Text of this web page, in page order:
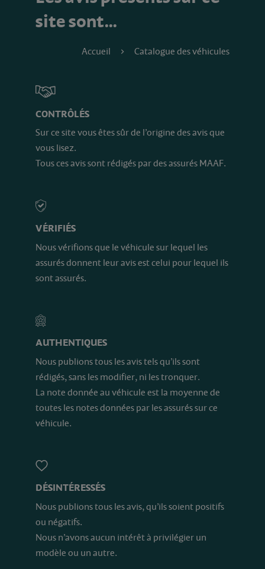
site sont…
Accueil Catalogue des véhicules
CONTRÔLÉS
Sur ce site vous êtes sûr de l’origine des avis que
vous lisez.
Tous ces avis sont rédigés par des assurés MAAF.
VÉRIFIÉS
Nous vérifions que le véhicule sur lequel les
assurés donnent leur avis est celui pour lequel ils
sont assurés.
AUTHENTIQUES
Nous publions tous les avis tels qu’ils sont
rédigés, sans les modifier, ni les tronquer.
La note donnée au véhicule est la moyenne de
toutes les notes données par les assurés sur ce
véhicule.
DÉSINTÉRESSÉS
Nous publions tous les avis, qu’ils soient positifs
ou négatifs.
Nous n’avons aucun intérêt à privilégier un
modèle ou un autre.